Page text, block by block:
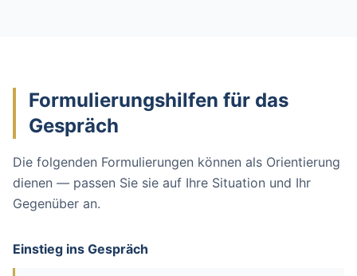
Formulierungshilfen für das
Gespräch
Die folgenden Formulierungen können als Orientierung
dienen — passen Sie sie auf Ihre Situation und Ihr
Gegenüber an.
Einstieg ins Gespräch